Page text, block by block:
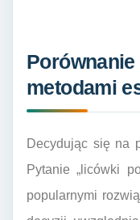
metodami
Decydując się na
Pytanie „licówki
popularnymi